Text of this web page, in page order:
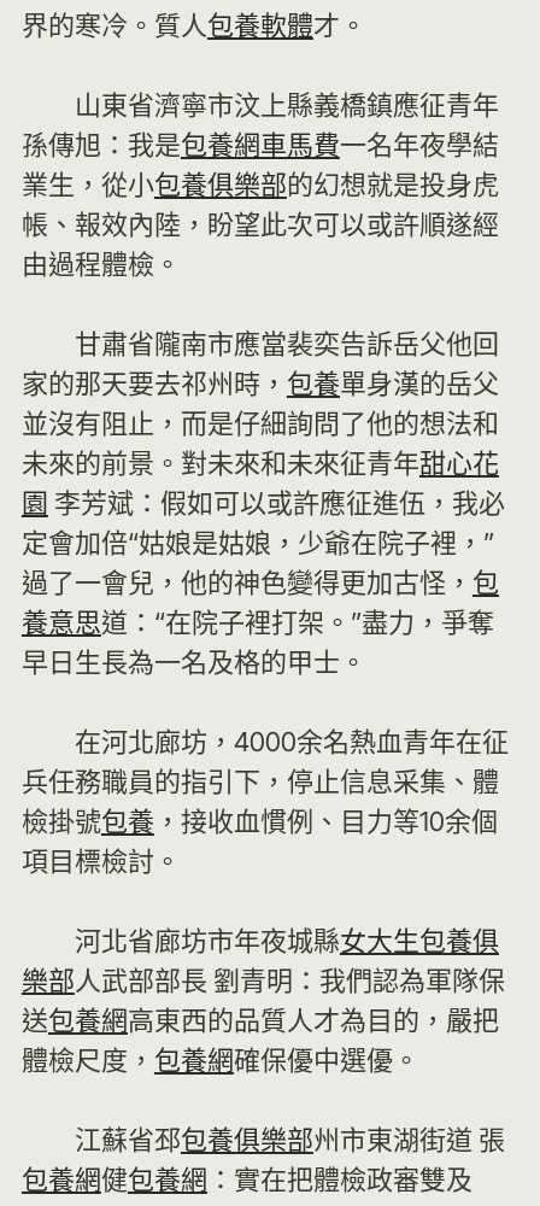
界的寒冷。質人包養軟體才。
山東省濟寧市汶上縣義橋鎮應征青年
孫傳旭：我是包養網車馬費一名年夜學結
業生，從小包養俱樂部的幻想就是投身虎
帳、報效內陸，盼望此次可以或許順遂經
由過程體檢。
甘肅省隴南市應當裴奕告訴岳父他回
家的那天要去祁州時， 包養單身漢的岳父
並沒有阻止，而是仔細詢問了他的想法和
未來的前景。對未來和未來征青年甜心花
園 李芳斌：假如可以或許應征進伍，我必
定會加倍“姑娘是姑娘，少爺在院子裡，”
過了一會兒，他的神色變得更加古怪， 包
養意思道：“在院子裡打架。”盡力，爭奪
早日生長為一名及格的甲士。
在河北廊坊，4000余名熱血青年在征
兵任務職員的指引下，停止信息采集、體
檢掛號包養 ，接收血慣例、目力等10余個
項目標檢討。
河北省廊坊市年夜城縣女大生包養俱
樂部人武部部長 劉青明：我們認為軍隊保
送包養網高東西的品質人才為目的，嚴把
體檢尺度， 包養網確保優中選優。
江蘇省邳包養俱樂部州市東湖街道 張
包養網健包養網 ：實在把體檢政審雙及